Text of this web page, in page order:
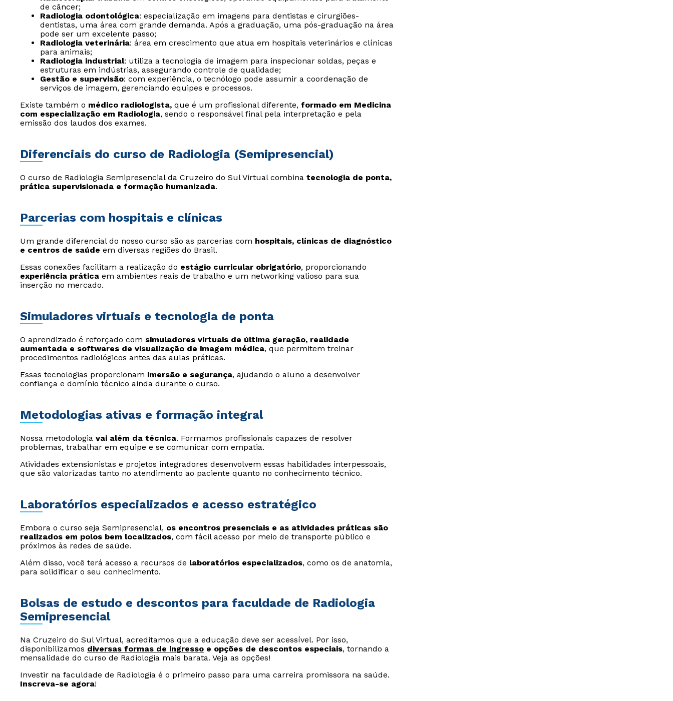
de câncer;
Radiologia odontológica: especialização em imagens para dentistas e cirurgiões-
dentistas, uma área com grande demanda. Após a graduação, uma pós-graduação na área
pode ser um excelente passo;
Radiologia veterinária: área em crescimento que atua em hospitais veterinários e clínicas
para animais;
Radiologia industrial: utiliza a tecnologia de imagem para inspecionar soldas, peças e
estruturas em indústrias, assegurando controle de qualidade;
Gestão e supervisão: com experiência, o tecnólogo pode assumir a coordenação de
serviços de imagem, gerenciando equipes e processos.
Existe também o médico radiologista, que é um profissional diferente, formado em Medicina
com especialização em Radiologia, sendo o responsável final pela interpretação e pela
emissão dos laudos dos exames.
Diferenciais do curso de Radiologia (Semipresencial)
O curso de Radiologia Semipresencial da Cruzeiro do Sul Virtual combina tecnologia de ponta,
prática supervisionada e formação humanizada.
Parcerias com hospitais e clínicas
Um grande diferencial do nosso curso são as parcerias com hospitais, clínicas de diagnóstico
e centros de saúde em diversas regiões do Brasil.
Essas conexões facilitam a realização do estágio curricular obrigatório, proporcionando
experiência prática em ambientes reais de trabalho e um networking valioso para sua
inserção no mercado.
Simuladores virtuais e tecnologia de ponta
O aprendizado é reforçado com simuladores virtuais de última geração, realidade
aumentada e softwares de visualização de imagem médica, que permitem treinar
procedimentos radiológicos antes das aulas práticas.
Essas tecnologias proporcionam imersão e segurança, ajudando o aluno a desenvolver
confiança e domínio técnico ainda durante o curso.
Metodologias ativas e formação integral
Nossa metodologia vai além da técnica. Formamos profissionais capazes de resolver
problemas, trabalhar em equipe e se comunicar com empatia.
Atividades extensionistas e projetos integradores desenvolvem essas habilidades interpessoais,
que são valorizadas tanto no atendimento ao paciente quanto no conhecimento técnico.
Laboratórios especializados e acesso estratégico
Embora o curso seja Semipresencial, os encontros presenciais e as atividades práticas são
realizados em polos bem localizados, com fácil acesso por meio de transporte público e
próximos às redes de saúde.
Além disso, você terá acesso a recursos de laboratórios especializados, como os de anatomia,
para solidificar o seu conhecimento.
Bolsas de estudo e descontos para faculdade de Radiologia
Semipresencial
Na Cruzeiro do Sul Virtual, acreditamos que a educação deve ser acessível. Por isso,
disponibilizamos diversas formas de ingresso e opções de descontos especiais, tornando a
mensalidade do curso de Radiologia mais barata. Veja as opções!
Investir na faculdade de Radiologia é o primeiro passo para uma carreira promissora na saúde.
Inscreva-se agora!
Estou de acordo com a Política de Privacidade.
autorizo que meus dados sejam utilizados para o
Estou de acordo com a Política de Privacidade.
autorizo que meus dados sejam utilizados para o